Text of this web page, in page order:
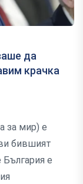
да
крачка
за мир) е
бившият
България е